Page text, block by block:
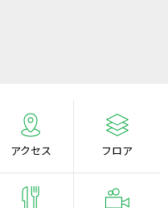
アクセス フロア